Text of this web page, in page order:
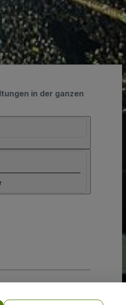
in der ganzen
für Mobilanwendungen